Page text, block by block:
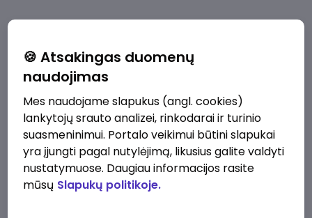
Pridėti naują
Kokios srities darbo pasiūlymai jus domina?
Pridėti naują
🍪 Atsakingas duomenų
naudojimas
Mes naudojame slapukus (angl. cookies)
lankytojų srauto analizei, rinkodarai ir turinio
suasmeninimui. Portalo veikimui būtini slapukai
yra įjungti pagal nutylėjimą, likusius galite valdyti
nustatymuose. Daugiau informacijos rasite
mūsų Slapukų politikoje.